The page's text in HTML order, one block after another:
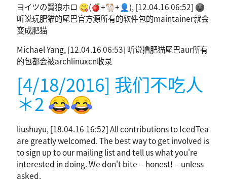
ヨイツの賢狼ホロ 😋(🍎+🐏+👤), [12.04.16 06:52] 🌚
听说玩肥猫的尾巴官方源所有的软件包的maintainer就会
变成肥猫
Michael Yang, [12.04.16 06:53] 听说撸肥猫尾巴aur所有
的包都会被archlinuxcn收录
[4/18/2016] 我们不吃人
＊2 😂😂
liushuyu, [18.04.16 16:52] All contributions to IcedTea
are greatly welcomed. The best way to get involved is
to sign up to our mailing list and tell us what you're
interested in doing. We don't bite -- honest! -- unless
asked.